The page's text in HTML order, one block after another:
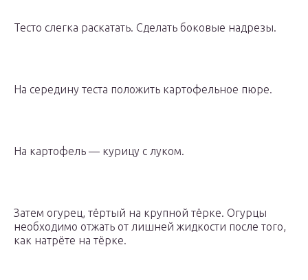
Тесто слегка раскатать. Сделать боковые надрезы.
На середину теста положить картофельное пюре.
На картофель — курицу с луком.
Затем огурец, тёртый на крупной тёрке. Огурцы
необходимо отжать от лишней жидкости после того,
как натрёте на тёрке.